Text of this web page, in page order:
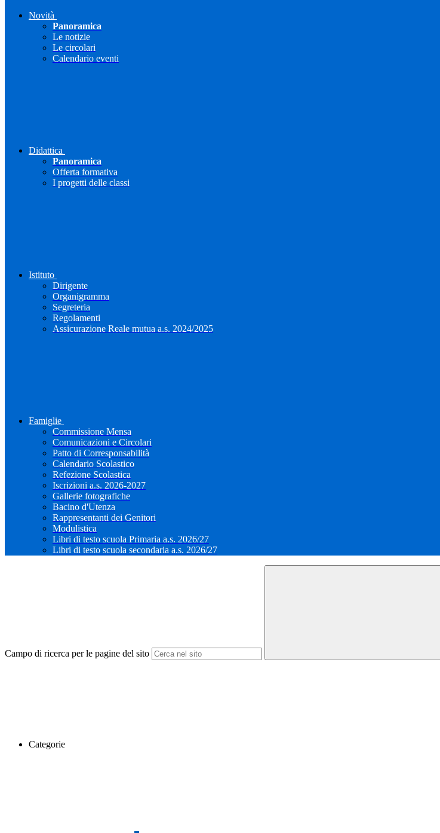
Novità
Panoramica
Le notizie
Le circolari
Calendario eventi
Didattica
Panoramica
Offerta formativa
I progetti delle classi
Istituto
Dirigente
Organigramma
Segreteria
Regolamenti
Assicurazione Reale mutua a.s. 2024/2025
Famiglie
Commissione Mensa
Comunicazioni e Circolari
Patto di Corresponsabilità
Calendario Scolastico
Refezione Scolastica
Iscrizioni a.s. 2026-2027
Gallerie fotografiche
Bacino d'Utenza
Rappresentanti dei Genitori
Modulistica
Libri di testo scuola Primaria a.s. 2026/27
Libri di testo scuola secondaria a.s. 2026/27
Campo di ricerca per le pagine del sito
Categorie